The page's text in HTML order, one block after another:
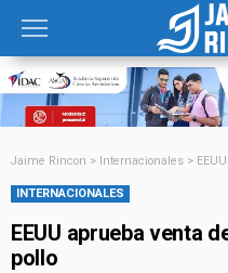
Jaime Rincon > Internacionales >
INTERNACIONALES
EEUU aprueba venta
pollo